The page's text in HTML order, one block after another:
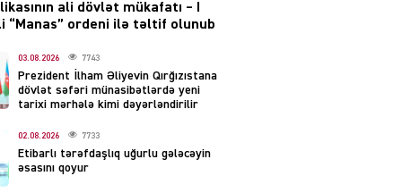
imzaladı
07.08.2026 5488
Tehran və İrəvandan
“Tramp yolu”na HƏMLƏ –
REAKSİYA
ali dövlət mükafatı – I
“Manas” ordeni ilə təltif olunub
03.08.2026 7743
Prezident İlham Əliyevin Qırğızıstana
dövlət səfəri münasibətlərdə yeni
tarixi mərhələ kimi dəyərləndirilir
02.08.2026 7733
Etibarlı tərəfdaşlıq uğurlu gələcəyin
əsasını qoyur